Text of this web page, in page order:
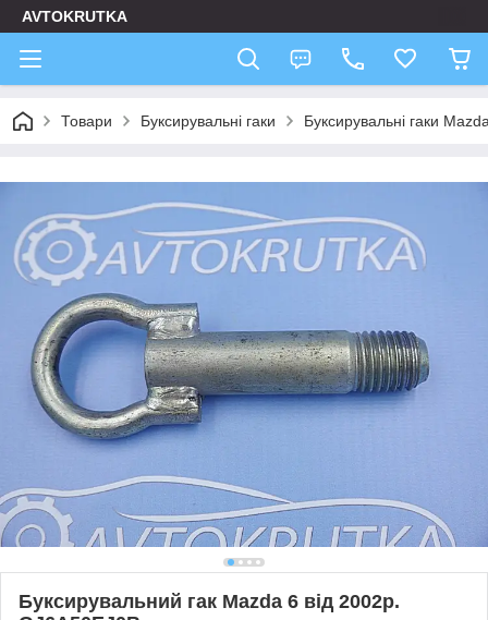
AVTOKRUTKA
Товари Буксирувальні гаки Буксирувальні гаки
Буксирувальний гак Mazda 6 від 2002р.